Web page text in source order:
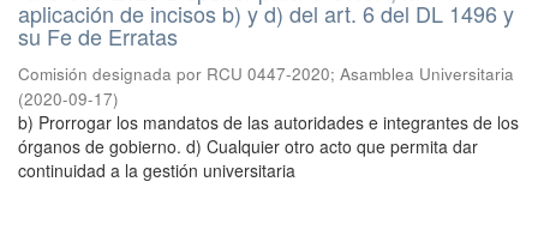
aplicación de incisos b) y d) del art. 6 del DL 1496 y
su Fe de Erratas
Comisión designada por RCU 0447-2020; Asamblea Universitaria
(2020-09-17)
b) Prorrogar los mandatos de las autoridades e integrantes de los
órganos de gobierno. d) Cualquier otro acto que permita dar
continuidad a la gestión universitaria